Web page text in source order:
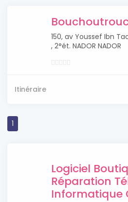
150, av Youssef Ibn
, 2°ét. NADOR NADOR
Itinéraire
1
Logiciel
Réparation
Informatique